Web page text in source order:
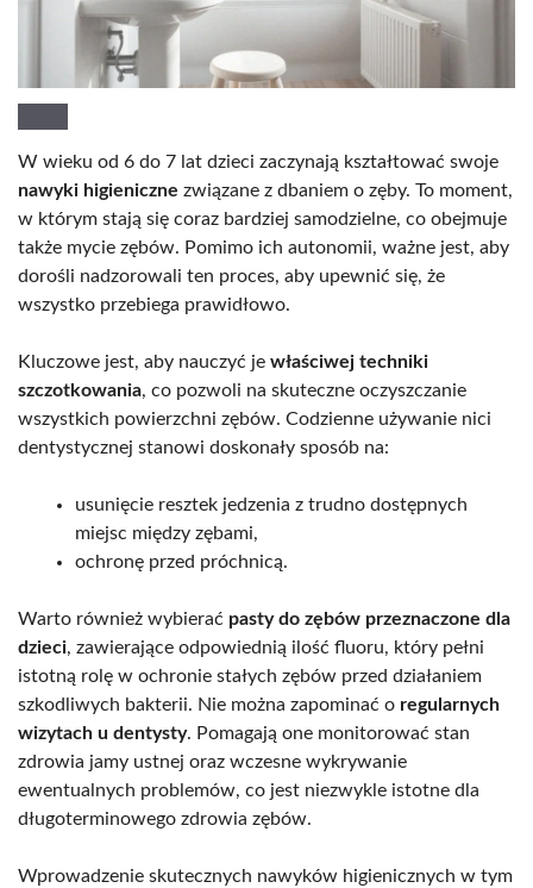
W wieku od 6 do 7 lat dzieci zaczynają kształtować swoje
nawyki higieniczne związane z dbaniem o zęby. To moment,
w którym stają się coraz bardziej samodzielne, co obejmuje
także mycie zębów. Pomimo ich autonomii, ważne jest, aby
dorośli nadzorowali ten proces, aby upewnić się, że
wszystko przebiega prawidłowo.
Kluczowe jest, aby nauczyć je właściwej techniki
szczotkowania, co pozwoli na skuteczne oczyszczanie
wszystkich powierzchni zębów. Codzienne używanie nici
dentystycznej stanowi doskonały sposób na:
usunięcie resztek jedzenia z trudno dostępnych
miejsc między zębami,
ochronę przed próchnicą.
Warto również wybierać pasty do zębów przeznaczone dla
dzieci, zawierające odpowiednią ilość fluoru, który pełni
istotną rolę w ochronie stałych zębów przed działaniem
szkodliwych bakterii. Nie można zapominać o regularnych
wizytach u dentysty. Pomagają one monitorować stan
zdrowia jamy ustnej oraz wczesne wykrywanie
ewentualnych problemów, co jest niezwykle istotne dla
długoterminowego zdrowia zębów.
Wprowadzenie skutecznych nawyków higienicznych w tym